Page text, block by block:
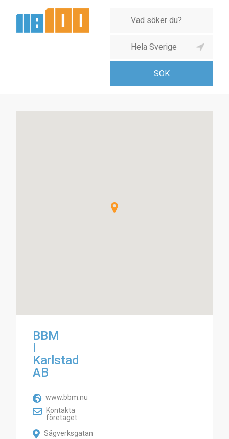
BBM
i
Karlstad
AB
www.bbm.nu
Kontakta
företaget
Sågverksgatan